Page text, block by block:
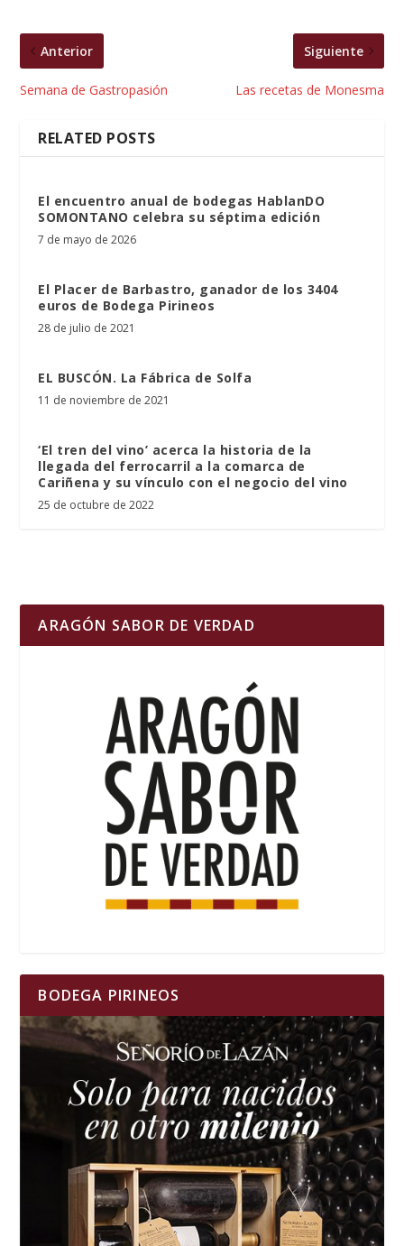
Anterior
Semana de Gastropasión
Siguiente
Las recetas de Monesma
RELATED POSTS
El encuentro anual de bodegas HablanDO
SOMONTANO celebra su séptima edición
7 de mayo de 2026
El Placer de Barbastro, ganador de los 3404
euros de Bodega Pirineos
28 de julio de 2021
EL BUSCÓN. La Fábrica de Solfa
11 de noviembre de 2021
‘El tren del vino’ acerca la historia de la
llegada del ferrocarril a la comarca de
Cariñena y su vínculo con el negocio del vino
25 de octubre de 2022
ARAGÓN SABOR DE VERDAD
BODEGA PIRINEOS